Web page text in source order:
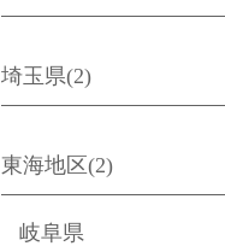
埼玉県(2)
東海地区(2)
岐阜県